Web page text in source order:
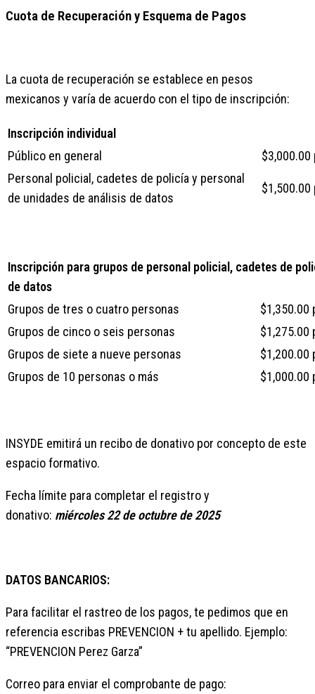
Cuota de Recuperación y Esquema de Pagos
La cuota de recuperación se establece en pesos
mexicanos y varía de acuerdo con el tipo de inscripción:
Inscripción individual
Público en general
Personal policial, cadetes de policía y personal
de unidades de análisis de datos
Inscripción para grupos de personal policial, cadetes de
de datos
Grupos de tres o cuatro personas
$1,350.00
Grupos de cinco o seis personas
$1,275.00
Grupos de siete a nueve personas
$1,200.00
Grupos de 10 personas o más
$1,000.00
INSYDE emitirá un recibo de donativo por concepto de este
espacio formativo.
Fecha límite para completar el registro y
donativo: miércoles 22 de octubre de 2025
DATOS BANCARIOS:
Para facilitar el rastreo de los pagos, te pedimos que en
referencia escribas PREVENCION + tu apellido. Ejemplo:
“PREVENCION Perez Garza”
Correo para enviar el comprobante de pago: